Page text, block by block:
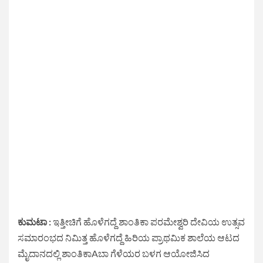
ಕುಮಟಾ :ಇತ್ತೀಚಿಗೆ ಹೊಳೆಗದ್ದೆ ಶಾಂತಿಕಾ ಪರಮೇಶ್ವರಿ ದೇವಿಯ ಉತ್ಸವ
ಸಮಾರಂಭದ ನಿಮಿತ್ತ ಹೊಳೆಗದ್ದೆ ಹಿರಿಯ ಪ್ರಾಥಮಿಕ ಶಾಲೆಯ ಆಟದ
ಮೈದಾನದಲ್ಲಿ ಶಾಂತಿಕಾAಬಾ ಗೆಳೆಯರ ಬಳಗ ಆಯೋಜಿಸಿದ